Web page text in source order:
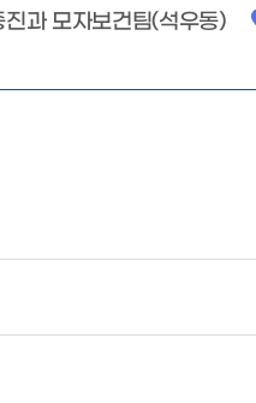
과 모자보건팀(석우동)